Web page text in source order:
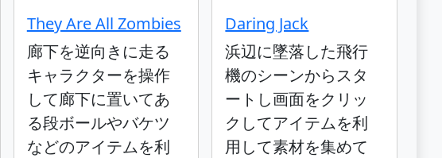
They Are All Zombies
廊下を逆向きに走る
キャラクターを操作
して廊下に置いてあ
る段ボールやバケツ
などのアイテムを利
Daring Jack
浜辺に墜落した飛行
機のシーンからスタ
ートし画面をクリッ
クしてアイテムを利
用して素材を集めて